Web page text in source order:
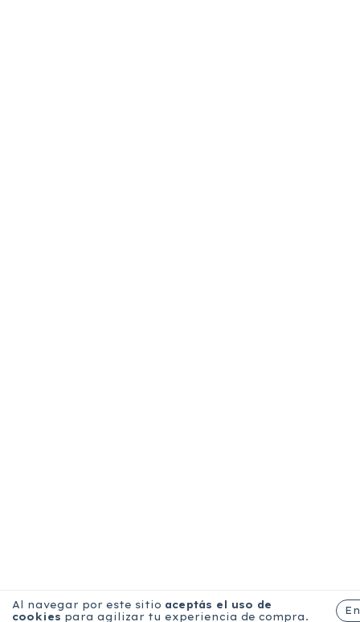
Al navegar por este sitio aceptás el uso de
cookies para agilizar tu experiencia de compra.